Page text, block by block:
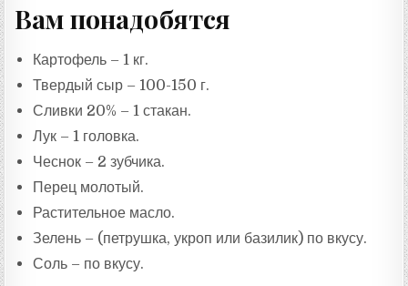
Вам понадобятся
Картофель – 1 кг.
Твердый сыр – 100-150 г.
Сливки 20% – 1 стакан.
Лук – 1 головка.
Чеснок – 2 зубчика.
Перец молотый.
Растительное масло.
Зелень – (петрушка, укроп или базилик) по вкусу.
Соль – по вкусу.